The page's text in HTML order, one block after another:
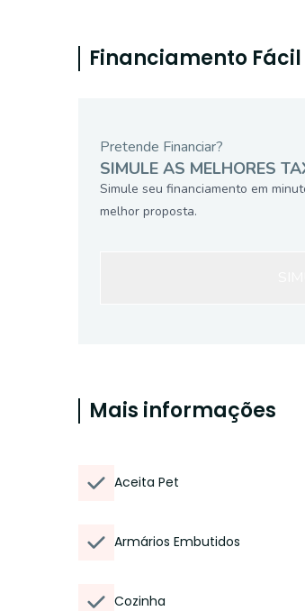
Financiamento Fácil
Pretende Financiar?
SIMULE AS MELHORES
Simule seu financiamento em
melhor proposta.
Mais informações
Aceita Pet
Armários Embutidos
Cozinha